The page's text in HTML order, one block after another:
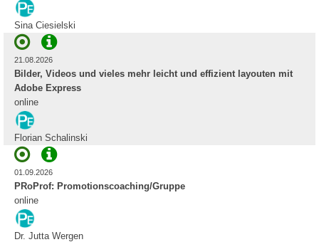
Sina Ciesielski
21.08.2026
Bilder, Videos und vieles mehr leicht und effizient layouten mit
Adobe Express
online
Florian Schalinski
01.09.2026
PRoProf: Promotionscoaching/Gruppe
online
Dr. Jutta Wergen